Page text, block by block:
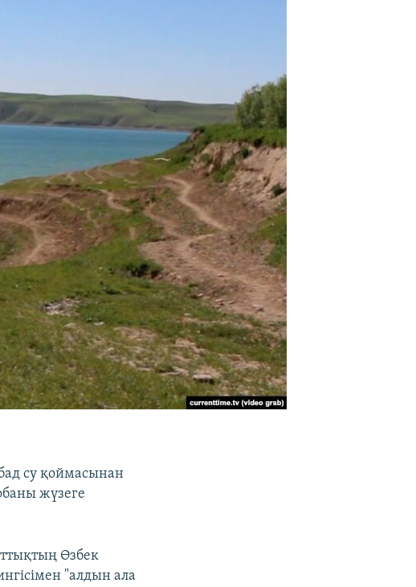
су қоймасынан
жүзеге
Өзбек
"алдын ала